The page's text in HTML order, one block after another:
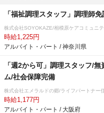
「福祉調理スタッフ」調理師
株式会社SOYOKAZE/相模原ケアコミュニテ
時給1,225円
アルバイト・パート / 神奈川県
「週2から可」調理スタッフ/
ム/社会保障完備
株式会社エメラルドの郷/ライフパートナー
時給1,177円
アルバイト・パート / 大阪府